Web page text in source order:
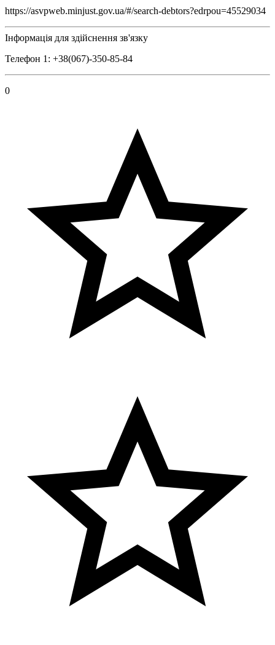
https://asvpweb.minjust.gov.ua/#/search-debtors?edrpou=45529034
Інформація для здійснення зв'язку
Телефон 1: +38(067)-350-85-84
0